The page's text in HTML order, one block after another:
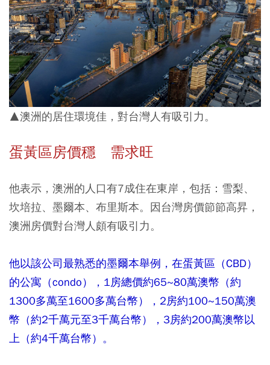
▲澳洲的居住環境佳，對台灣人有吸引力。
蛋黃區房價穩 需求旺
他表示，澳洲的人口有7成住在東岸，包括：雪梨、
坎培拉、墨爾本、布里斯本。因台灣房價節節高昇，
澳洲房價對台灣人頗有吸引力。
他以該公司最熟悉的墨爾本舉例，在蛋黃區（CBD）
的公寓（condo），1房總價約65~80萬澳幣（約
1300多萬至1600多萬台幣），2房約100~150萬澳
幣（約2千萬元至3千萬台幣），3房約200萬澳幣以
上（約4千萬台幣）。